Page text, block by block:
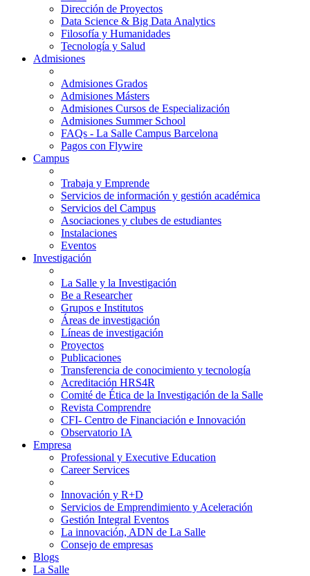
Dirección de Proyectos
Data Science & Big Data Analytics
Filosofía y Humanidades
Tecnología y Salud
Admisiones
Admisiones Grados
Admisiones Másters
Admisiones Cursos de Especialización
Admisiones Summer School
FAQs - La Salle Campus Barcelona
Pagos con Flywire
Campus
Trabaja y Emprende
Servicios de información y gestión académica
Servicios del Campus
Asociaciones y clubes de estudiantes
Instalaciones
Eventos
Investigación
La Salle y la Investigación
Be a Researcher
Grupos e Institutos
Áreas de investigación
Líneas de investigación
Proyectos
Publicaciones
Transferencia de conocimiento y tecnología
Acreditación HRS4R
Comité de Ética de la Investigación de la Salle
Revista Comprendre
CFI- Centro de Financiación e Innovación
Observatorio IA
Empresa
Professional y Executive Education
Career Services
Innovación y R+D
Servicios de Emprendimiento y Aceleración
Gestión Integral Eventos
La innovación, ADN de La Salle
Consejo de empresas
Blogs
La Salle